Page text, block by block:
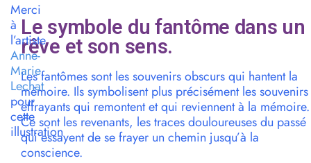
Le symbole du fantôme dans un
rêve et son sens.
Les fantômes sont les souvenirs obscurs qui hantent la
mémoire. Ils symbolisent plus précisément les souvenirs
effrayants qui remontent et qui reviennent à la mémoire.
Ce sont les revenants, les traces douloureuses du passé
qui essayent de se frayer un chemin jusqu’à la
conscience.
Merci
à
l’artiste
Anne-
Marie
Lechat
pour
cette
illustration